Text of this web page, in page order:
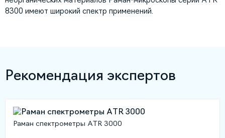
8300 имеют широкий спектр применений.
Рекомендация экспертов
Раман спектрометры ATR 3000